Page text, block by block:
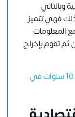
وبالتالي
فهي تتميز
المعلومات
ثم تقوم بإخراج
اقرأ أيضًا: شركة الشعلة الاقتصادية خبرة 10 سنوات في